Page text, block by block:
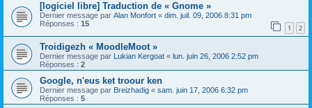
[logiciel libre] Traduction de « Gnome »
Dernier message par Alan Monfort « dim. juil. 09, 2006 8:31 pm
Réponses : 15 1 2
Troidigezh « MoodleMoot »
Dernier message par Lukian Kergoat « lun. juin 26, 2006 2:52 pm
Réponses : 2
Google, n'eus ket troour ken
Dernier message par Breizhadig « sam. juin 17, 2006 6:32 pm
Réponses : 5